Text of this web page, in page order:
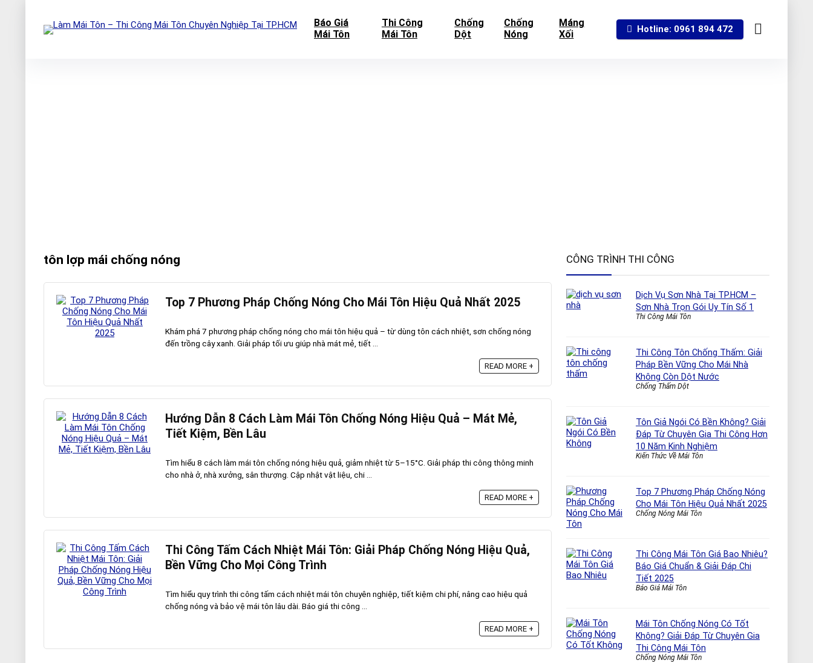
Báo Giá
Mái Tôn
Thi Công
Mái Tôn
Chống
Dột
Chống
Nóng
Máng
Xối
Hotline: 0961 894 472
tôn lợp mái chống nóng
Top 7 Phương Pháp Chống Nóng Cho Mái Tôn Hiệu Quả Nhất 2025
Khám phá 7 phương pháp chống nóng cho mái tôn hiệu quả – từ dùng tôn cách nhiệt, sơn chống nóng
đến trồng cây xanh. Giải pháp tối ưu giúp nhà mát mẻ, tiết ...
READ MORE +
Hướng Dẫn 8 Cách Làm Mái Tôn Chống Nóng Hiệu Quả – Mát Mẻ,
Tiết Kiệm, Bền Lâu
Tìm hiểu 8 cách làm mái tôn chống nóng hiệu quả, giảm nhiệt từ 5–15°C. Giải pháp thi công thông minh
cho nhà ở, nhà xưởng, sân thượng. Cập nhật vật liệu, chi ...
READ MORE +
Thi Công Tấm Cách Nhiệt Mái Tôn: Giải Pháp Chống Nóng Hiệu Quả,
Bền Vững Cho Mọi Công Trình
Tìm hiểu quy trình thi công tấm cách nhiệt mái tôn chuyên nghiệp, tiết kiệm chi phí, nâng cao hiệu quả
chống nóng và bảo vệ mái tôn lâu dài. Báo giá thi công ...
READ MORE +
CÔNG TRÌNH THI CÔNG
Dịch Vụ Sơn Nhà Tại TP.HCM –
Sơn Nhà Trọn Gói Uy Tín Số 1
Thi Công Mái Tôn
Thi Công Tôn Chống Thấm: Giải
Pháp Bền Vững Cho Mái Nhà
Không Còn Dột Nước
Chống Thấm Dột
Tôn Giả Ngói Có Bền Không? Giải
Đáp Từ Chuyên Gia Thi Công Hơn
10 Năm Kinh Nghiệm
Kiến Thức Về Mái Tôn
Top 7 Phương Pháp Chống Nóng
Cho Mái Tôn Hiệu Quả Nhất 2025
Chống Nóng Mái Tôn
Thi Công Mái Tôn Giá Bao Nhiêu?
Báo Giá Chuẩn & Giải Đáp Chi
Tiết 2025
Báo Giá Mái Tôn
Mái Tôn Chống Nóng Có Tốt
Không? Giải Đáp Từ Chuyên Gia
Thi Công Mái Tôn
Chống Nóng Mái Tôn